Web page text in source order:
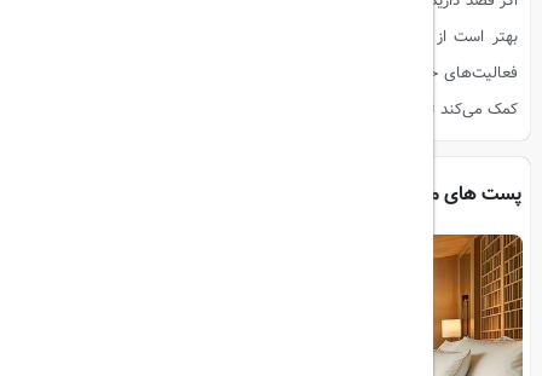
بهتر است از همین حالا برای خرید بلیت هواپیما، رزرو هتل و برنامه‌ریزی
فعالیت‌های خود اقدام کنید. سایت ما با ارائه خدماتی جامع و متنوع، به شما
کمک می‌کند تا سفری راحت، لذت‌بخش و بی‌دغدغه را تجربه کنید.
پست های مرتبط